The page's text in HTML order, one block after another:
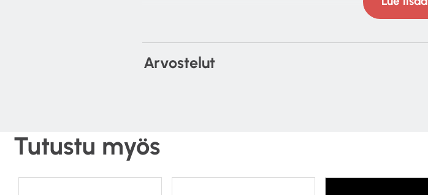
– Standby virrankulutus alle 1W
– Laadukkaat High-End komponentit
– Säädettävä kapasitanssi
– Säädettävä taso
Arvostelut
Tutustu myös